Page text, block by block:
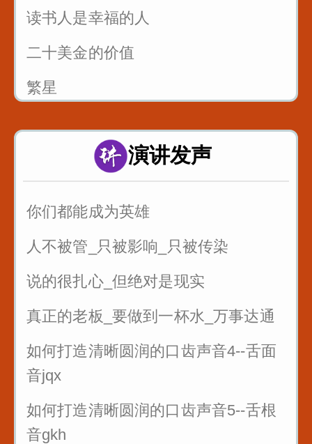
读书人是幸福的人
二十美金的价值
繁星
演讲发声
你们都能成为英雄
人不被管_只被影响_只被传染
说的很扎心_但绝对是现实
真正的老板_要做到一杯水_万事达通
如何打造清晰圆润的口齿声音4--舌面
音jqx
如何打造清晰圆润的口齿声音5--舌根
音gkh